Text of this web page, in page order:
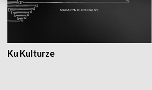
Ku Kulturze